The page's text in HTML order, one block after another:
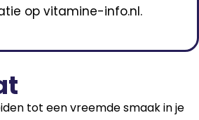
op vitamine-info.nl.
tot een vreemde smaak in je